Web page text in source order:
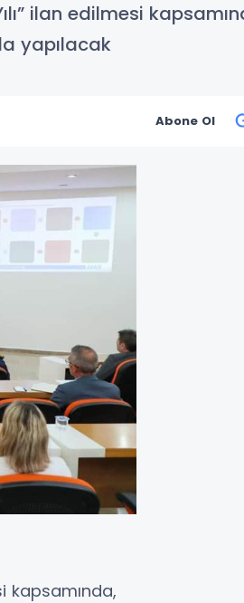
ilan edilmesi
yapılacak
Abone Ol
kapsamında,